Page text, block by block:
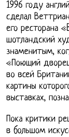
1996 году
сделал
его ресторана
шотландский
знаменитым,
«Поющий
во всей
картины
выставках,
Пока критики
в большом